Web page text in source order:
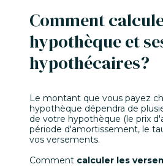
Comment
hypothèque et
hypothécaires?
Le montant que vous payez
hypothèque dépendra de
de votre hypothèque (le prix
période d'amortissement, le
vos versements.
Comment calculer les